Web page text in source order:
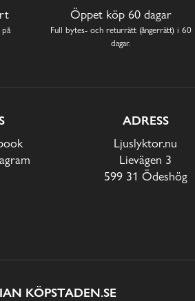
Öppet köp 60 dagar
Full bytes- och returrätt (ångerrätt) i 60
dagar.
ADRESS
Ljuslyktor.nu
Lievägen 3
599 31 Ödeshög
KÖPSTADEN.SE